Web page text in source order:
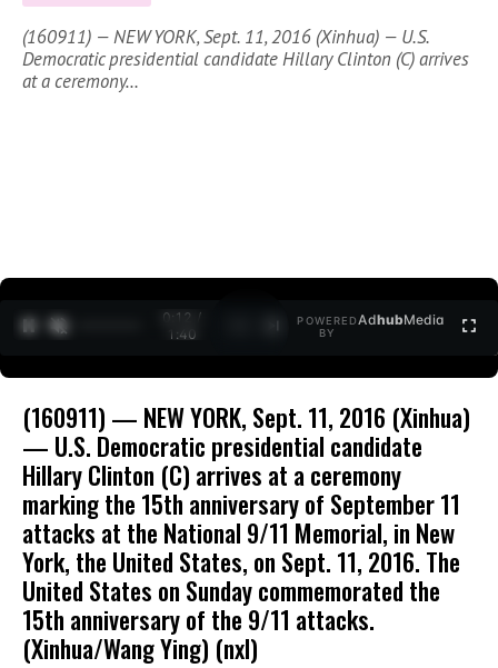
(160911) — NEW YORK, Sept. 11, 2016 (Xinhua) — U.S.
Democratic presidential candidate Hillary Clinton (C) arrives
at a ceremony…
0:13 /
1:40
POWERED
BY
AdhubMedia
(160911) — NEW YORK, Sept. 11, 2016 (Xinhua)
— U.S. Democratic presidential candidate
Hillary Clinton (C) arrives at a ceremony
marking the 15th anniversary of September 11
attacks at the National 9/11 Memorial, in New
York, the United States, on Sept. 11, 2016. The
United States on Sunday commemorated the
15th anniversary of the 9/11 attacks.
(Xinhua/Wang Ying) (nxl)